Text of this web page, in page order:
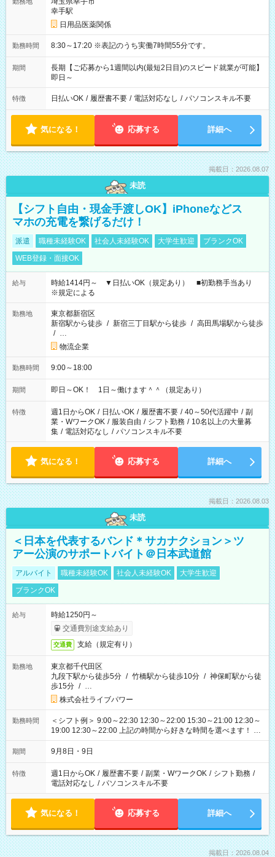
幸手駅
日用品医薬関係
勤務時間 8:30～17:20 ※表記のうち実働7時間55分です。
期間
長期【ご応募から1週間以内(最短2日目)のスピード就業が可能】
即日～
特徴 日払いOK / 履歴書不要 / 電話対応なし / パソコンスキル不要
気になる！ 応募する 詳細へ
掲載日：2026.08.07
未読
【シフト自由・現金手渡しOK】iPhoneなどス
マホの充電を繋げるだけ！
派遣 職種未経験OK 社会人未経験OK 大学生歓迎
ブランクOK
WEB登録・面接OK
給与
時給1414円～ ▼日払いOK（規定あり） ■初勤務手当あり
※規定による
勤務地
東京都新宿区
新宿駅から徒歩 / 新宿三丁目駅から徒歩 / 高田馬場駅から徒歩
/ …
物流企業
勤務時間 9:00～18:00
期間 即日～OK！ 1日～働けます＾＾（規定あり）
特徴 週1日からOK / 日払いOK / 履歴書不要 / 40～50代活躍中 / 副
業・WワークOK / 服装自由 / シフト勤務 / 10名以上の大量募
集 / 電話対応なし / パソコンスキル不要
気になる！ 応募する 詳細へ
掲載日：2026.08.03
未読
＜日本を代表するバンド＊サカナクション＞ツ
アー公演のサポートバイト＠日本武道館
アルバイト 職種未経験OK 社会人未経験OK
大学生歓迎
ブランクOK
給与
時給1250円～
交通費別途支給あり
交通費 支給（規定有り）
勤務地
東京都千代田区
九段下駅から徒歩5分 / 竹橋駅から徒歩10分 / 神保町駅から徒
歩15分 / …
株式会社ライブパワー
勤務時間
＜シフト例＞ 9:00～22:30 12:30～22:00 15:30～21:00 12:30～
19:00 12:30～22:00 上記の時間から好きな時間を選べます！ ※
時間は変更となる可能性があります
期間 9月8日・9日
特徴 週1日からOK / 履歴書不要 / 副業・WワークOK / シフト勤務 /
電話対応なし / パソコンスキル不要
気になる！ 応募する 詳細へ
掲載日：2026.08.04